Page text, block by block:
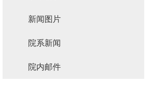
新闻图片
院系新闻
院内邮件